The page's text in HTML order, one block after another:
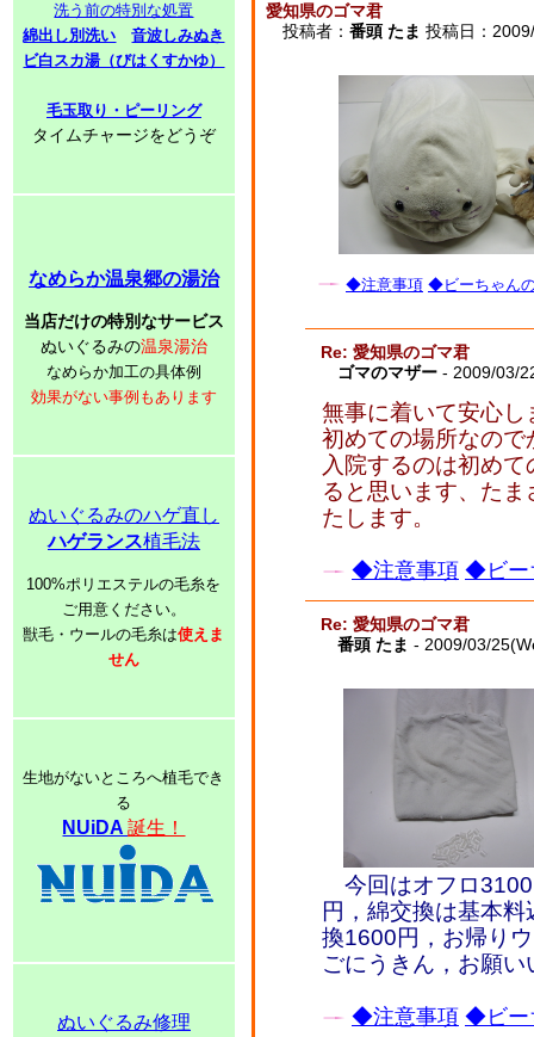
洗う前の特別な処置
綿出し別洗い
音波しみぬき
ビ白スカ湯（びはくすかゆ）
毛玉取り・ピーリング
タイムチャージをどうぞ
なめらか温泉郷の湯治
当店だけの特別なサービス
ぬいぐるみの温泉湯治
なめらか加工の具体例
効果がない事例もあります
ぬいぐるみのハゲ直し
ハゲランス植毛法
100%ポリエステルの毛糸を
ご用意ください。
獣毛・ウールの毛糸は使えま
せん
生地がないところへ植毛でき
る
NUiDA誕生！
ぬいぐるみ修理
愛知県のゴマ君
投稿者： 番頭 たま 投稿日：
◆注意事項 ◆ビーちゃん
Re: 愛知県のゴマ君
ゴマのマザー - 2009/03/
無事に着いて安心し
初めての場所なの
入院するのは初め
ると思います、た
たします。
◆注意事項 ◆ビー
Re: 愛知県のゴマ君
番頭 たま - 2009/03/
今回はオフロ
円，綿交換は基本
換1600円，お帰り
ごにうきん，お願い
◆注意事項 ◆ビー